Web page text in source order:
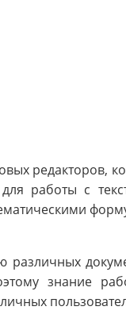
редакторов,
работы с
различных
знание